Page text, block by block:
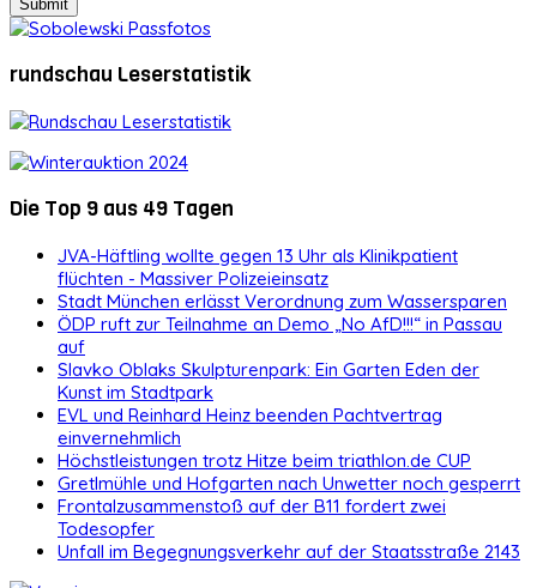
rundschau Leserstatistik
Die Top 9 aus 49 Tagen
JVA-Häftling wollte gegen 13 Uhr als Klinikpatient
flüchten - Massiver Polizeieinsatz
Stadt München erlässt Verordnung zum Wassersparen
ÖDP ruft zur Teilnahme an Demo „No AfD!!!“ in Passau
auf
Slavko Oblaks Skulpturenpark: Ein Garten Eden der
Kunst im Stadtpark
EVL und Reinhard Heinz beenden Pachtvertrag
einvernehmlich
Höchstleistungen trotz Hitze beim triathlon.de CUP
Gretlmühle und Hofgarten nach Unwetter noch gesperrt
Frontalzusammenstoß auf der B11 fordert zwei
Todesopfer
Unfall im Begegnungsverkehr auf der Staatsstraße 2143